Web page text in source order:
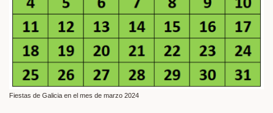
Fiestas de Galicia en el mes de marzo 2024